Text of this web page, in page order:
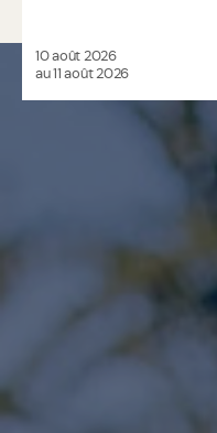
10 août 2026
au 11 août 2026